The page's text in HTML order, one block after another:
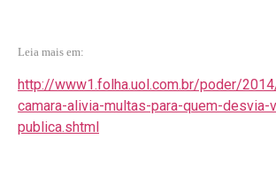
Leia mais em:
http://www1.folha.uol.com.br/poder/
camara-alivia-multas-para-quem-desvia-
publica.shtml